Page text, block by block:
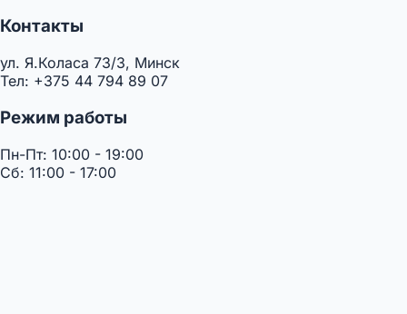
Контакты
ул. Я.Коласа 73/3, Минск
Тел: +375 44 794 89 07
Режим работы
Пн-Пт: 10:00 - 19:00
Сб: 11:00 - 17:00